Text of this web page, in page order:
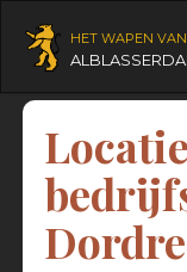
HET WAPEN VAN